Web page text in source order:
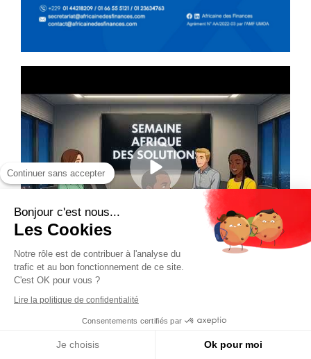
Continuer sans accepter
Bonjour c'est nous...
Les Cookies
Notre rôle est de contribuer à l'analyse du
trafic et au bon fonctionnement de ce site.
C'est OK pour vous ?
Lire la politique de confidentialité
Consentements certifiés par
Je choisis Ok pour moi